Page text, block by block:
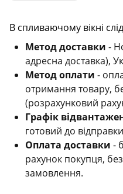
В спливаючому вікні
Метод доставки -
адресна доставка),
Метод оплати -
отримання товару,
(розрахунковий
Графік
готовий до
Оплата доставки -
рахунок покупця,
замовлення.